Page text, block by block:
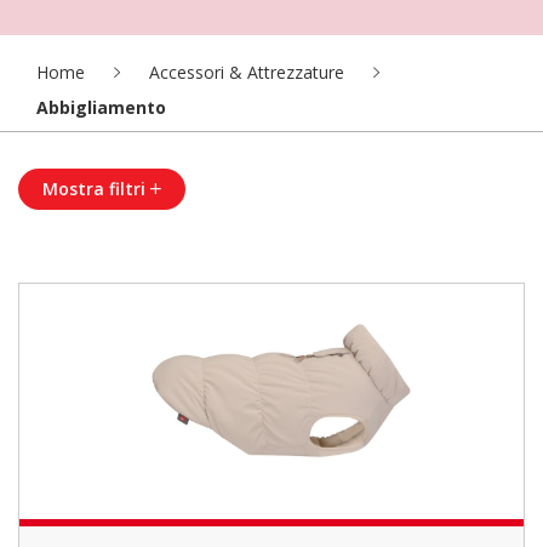
Home
Accessori & Attrezzature
Abbigliamento
Mostra filtri